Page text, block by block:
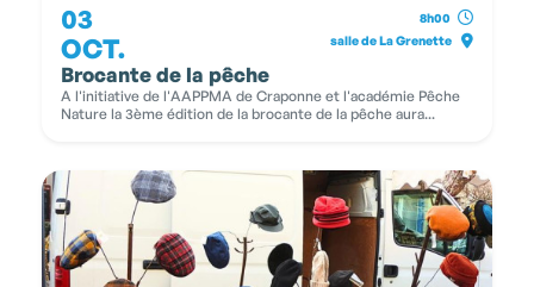
03
OCT.
8h00
salle de La Grenette
Brocante de la pêche
A l'initiative de l'AAPPMA de Craponne et l'académie Pêche
Nature la 3ème édition de la brocante de la pêche aura...